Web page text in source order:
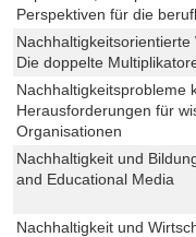
Perspektiven für die
Die doppelte
Nachhaltigkeitsprobleme
Herausforderungen für
Organisationen
Nachhaltigkeit und
and Educational Media
Nachhaltigkeit und